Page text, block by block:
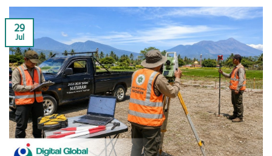
29
Jul